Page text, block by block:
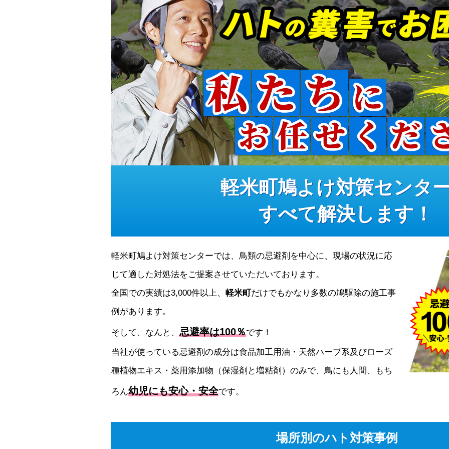
軽米町鳩よけ対策センタ
すべて解決します！
軽米町鳩よけ対策センターでは、鳥類の忌避剤を中心に、現場の状況に応
じて適した対処法をご提案させていただいております。
全国での実績は3,000件以上、 軽米町だけでもかなり多数の鳩駆除の施工事
例があります。
そして、なんと、 忌避率は100％です！
当社が使っている忌避剤の成分は食品加工用油・天然ハーブ系及びローズ
種植物エキス・薬用添加物（保湿剤と増粘剤）のみで、鳥にも人間、もち
ろん幼児にも安心・安全です。
場所別のハト対策事例